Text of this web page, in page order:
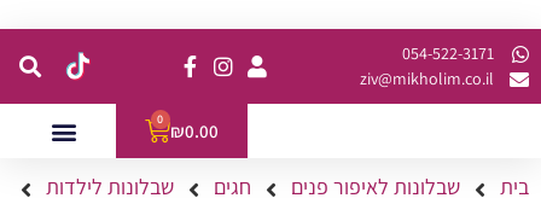
054-522-3171⁩
ziv@mikholim.co.il
₪0.00
0
בית שבלונות לאיפור פנים חגים
שבלונות לילדות